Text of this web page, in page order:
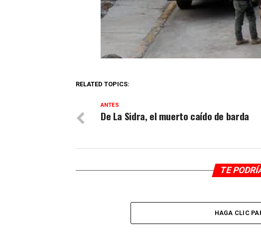
RELATED TOPICS:
ANTES
De La Sidra, el muerto caído de barda
TE
HAGA CLIC